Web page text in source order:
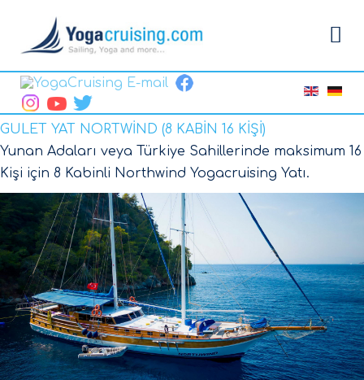
GULET YAT NORTWİND (8 KABİN 16 KİŞİ)
Yunan Adaları veya Türkiye Sahillerinde maksimum 16
Kişi için 8 Kabinli Northwind Yogacruising Yatı.